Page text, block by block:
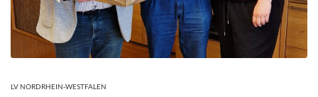
LV NORDRHEIN-WESTFALEN